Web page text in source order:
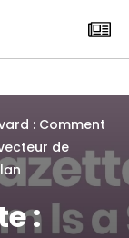
: Comment
de
: